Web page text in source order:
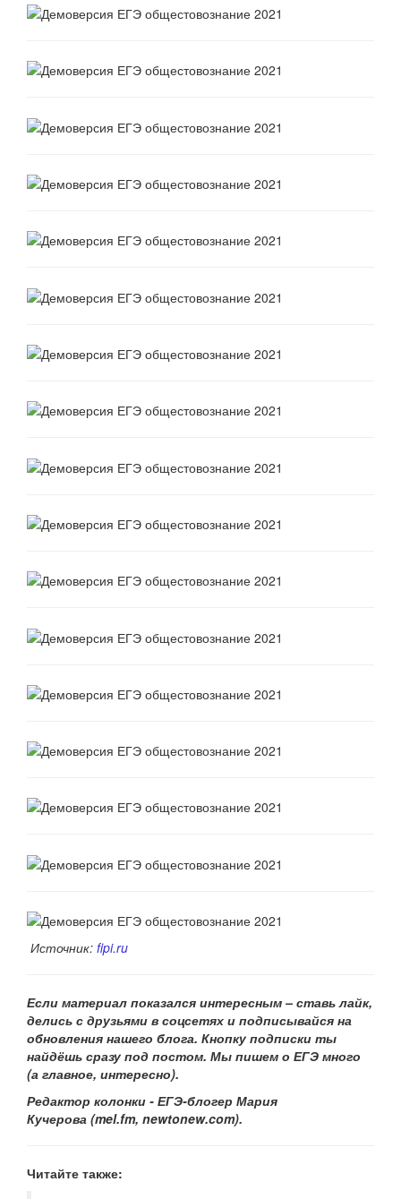
Источник: fipi.ru
Если материал показался интересным – ставь лайк,
делись с друзьями в соцсетях и подписывайся на
обновления нашего блога. Кнопку подписки ты
найдёшь сразу под постом. Мы пишем о ЕГЭ много
(а главное, интересно).
Редактор колонки - ЕГЭ-блогер Мария
Кучерова (mel.fm, newtonew.com).
Читайте также: